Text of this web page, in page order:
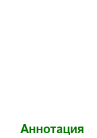
Аннотация